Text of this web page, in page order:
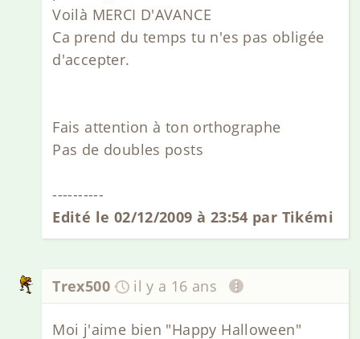
Voilà MERCI D'AVANCE
Ca prend du temps tu n'es pas obligée
d'accepter.
Fais attention à ton orthographe
Pas de doubles posts
----------
Edité le 02/12/2009 à 23:54 par Tikémi
Trex500 il y a 16 ans
Moi j'aime bien "Happy Halloween"